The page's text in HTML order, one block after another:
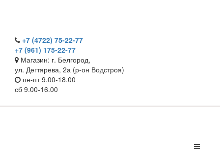
+7 (4722) 75-22-77
+7 (961) 175-22-77
Магазин: г. Белгород,
ул. Дегтярева, 2а (р-он Водстроя)
пн-пт 9.00-18.00
сб 9.00-16.00